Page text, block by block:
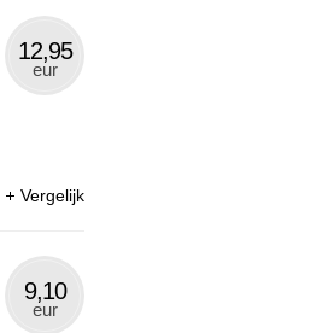
12,95
eur
Vergelijk
9,10
eur